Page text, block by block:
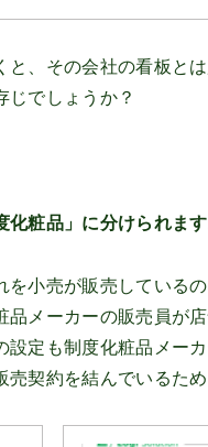
、その会社の看板と
じでしょうか？
粧品」に分けられます
小売が販売している
メーカーの販売員が
定も制度化粧品メー
契約を結んでいるた